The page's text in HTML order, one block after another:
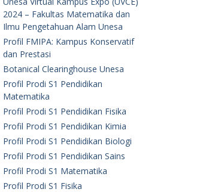
2024 – Fakultas Matematika dan
Ilmu Pengetahuan Alam Unesa
Profil FMIPA: Kampus Konservatif
dan Prestasi
Botanical Clearinghouse Unesa
Profil Prodi S1 Pendidikan
Matematika
Profil Prodi S1 Pendidikan Fisika
Profil Prodi S1 Pendidikan Kimia
Profil Prodi S1 Pendidikan Biologi
Profil Prodi S1 Pendidikan Sains
Profil Prodi S1 Matematika
Profil Prodi S1 Fisika